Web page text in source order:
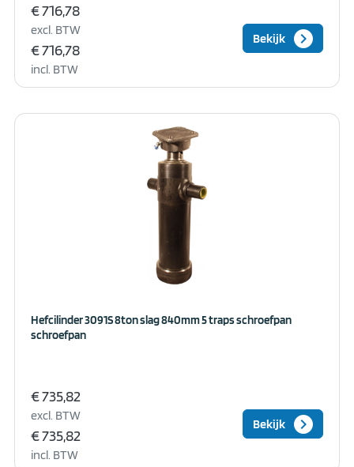
€ 716,78
excl. BTW
€ 716,78
incl. BTW
Bekijk keyboard_arrow_right
Hefcilinder 3091S 8ton slag 840mm 5 traps schroefpan
schroefpan
€ 735,82
excl. BTW
€ 735,82
incl. BTW
Bekijk keyboard_arrow_right